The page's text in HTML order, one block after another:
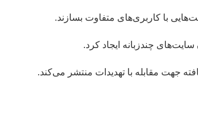
چندزبانه ایجاد کرد.
جهت مقابله با تهدیدات منتشر می‌کند.